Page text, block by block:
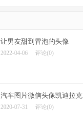
让男友甜到冒泡的头像
2022-04-06 评论(0)
汽车图片微信头像凯迪拉克
2020-07-31 评论(0)